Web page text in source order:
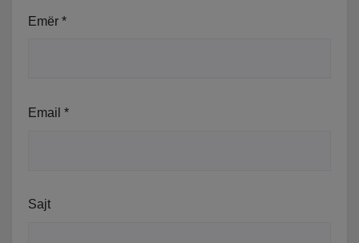
Emër *
Email *
Sajt